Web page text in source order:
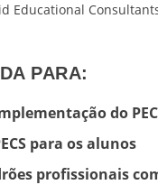
Educational
PARA:
do
para os alunos
profissionais